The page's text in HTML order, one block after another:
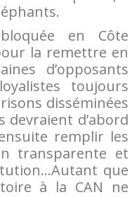
en Côte
la remettre en
d’opposants
toujours
disséminées
devraient d’abord
remplir les
transparente et
que
à la CAN ne